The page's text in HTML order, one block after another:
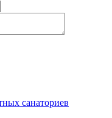
санаториев